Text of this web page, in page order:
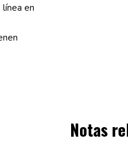
en
Notas